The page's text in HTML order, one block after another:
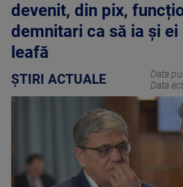
devenit, din pix,
demnitari ca să ia și ei
leafă
ȘTIRI ACTUALE Data
Data